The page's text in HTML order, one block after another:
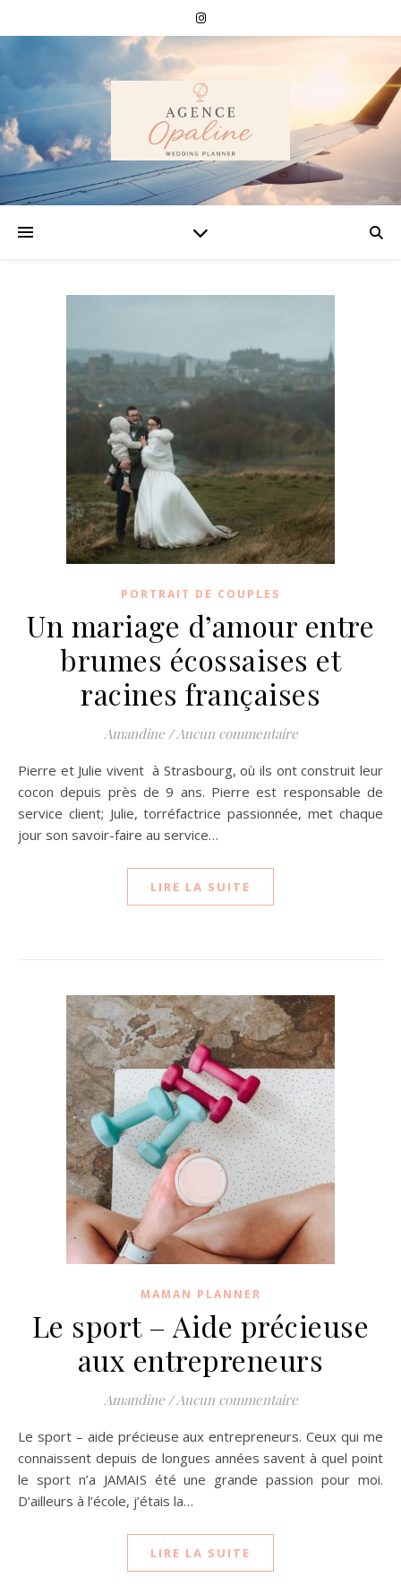
PORTRAIT DE COUPLES
Un mariage d’amour entre
brumes écossaises et
racines françaises
Amandine /Aucun commentaire
Pierre et Julie vivent à Strasbourg, où ils ont construit leur
cocon depuis près de 9 ans. Pierre est responsable de
service client; Julie, torréfactrice passionnée, met chaque
jour son savoir-faire au service…
LIRE LA SUITE
MAMAN PLANNER
Le sport – Aide précieuse
aux entrepreneurs
Amandine /Aucun commentaire
Le sport – aide précieuse aux entrepreneurs. Ceux qui me
connaissent depuis de longues années savent à quel point
le sport n’a JAMAIS été une grande passion pour moi.
D’ailleurs à l’école, j’étais la…
LIRE LA SUITE